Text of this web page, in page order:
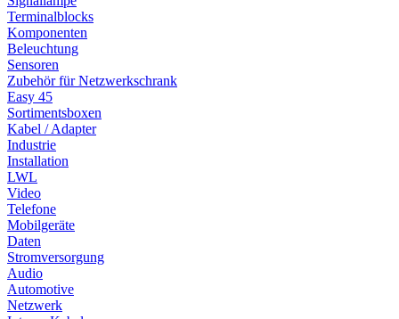
Terminalblocks
Komponenten
Beleuchtung
Sensoren
Zubehör für Netzwerkschrank
Easy 45
Sortimentsboxen
Kabel / Adapter
Industrie
Installation
LWL
Video
Telefone
Mobilgeräte
Daten
Stromversorgung
Audio
Automotive
Netzwerk